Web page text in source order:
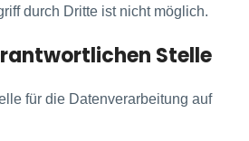
durch Dritte ist nicht möglich.
Stelle
für die Datenverarbeitung auf